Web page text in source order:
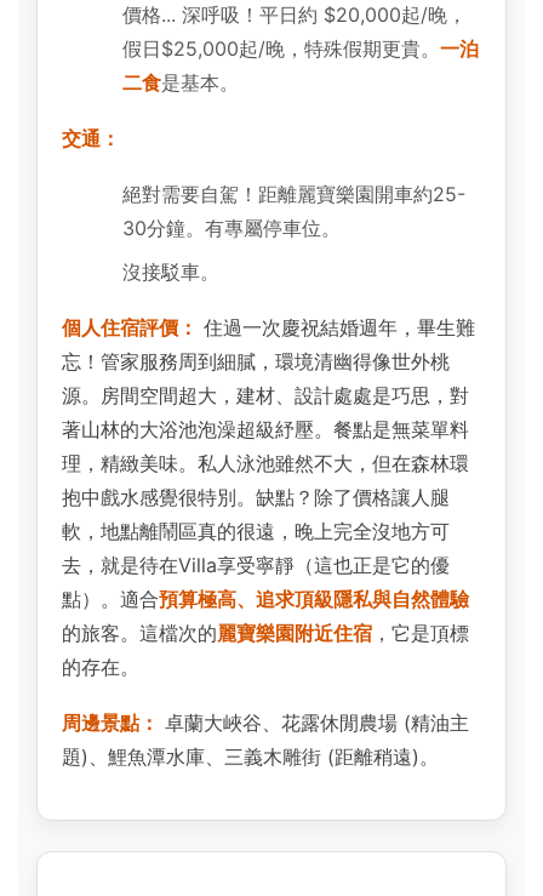
價格... 深呼吸！平日約 $20,000起/晚，
假日$25,000起/晚，特殊假期更貴。 一泊
二食是基本。
交通：
絕對需要自駕！距離麗寶樂園開車約25-
30分鐘。有專屬停車位。
沒接駁車。
個人住宿評價： 住過一次慶祝結婚週年，畢生難
忘！管家服務周到細膩，環境清幽得像世外桃
源。房間空間超大，建材、設計處處是巧思，對
著山林的大浴池泡澡超級紓壓。餐點是無菜單料
理，精緻美味。私人泳池雖然不大，但在森林環
抱中戲水感覺很特別。缺點？除了價格讓人腿
軟，地點離鬧區真的很遠，晚上完全沒地方可
去，就是待在Villa享受寧靜（這也正是它的優
點）。適合預算極高、追求頂級隱私與自然體驗
的旅客。這檔次的麗寶樂園附近住宿 ，它是頂標
的存在。
周邊景點： 卓蘭大峽谷、花露休閒農場 (精油主
題)、鯉魚潭水庫、三義木雕街 (距離稍遠)。